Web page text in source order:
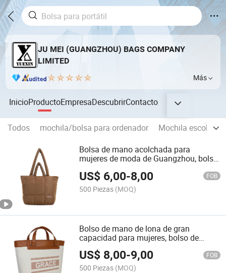
JU MEI (GUANGZHOU) BAGS COMPANY
LIMITED
Más
InicioProductoEmpresaDescubrirContacto
Todos mochila/bolsa para ordenador Mochila escolar
Bolsa de mano acolchada para
mujeres de moda de Guangzhou, bolsa
(CY1859)
US$ 6,00-8,00 FOB
500 Piezas (MOQ)
Bolso de mano de lona de gran
capacidad para mujeres, bolso de
compras de algodón muselina para
damas (CY1891)
US$ 8,00-9,00 FOB
500 Piezas (MOQ)